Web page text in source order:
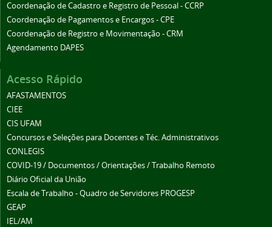
Coordenação de Cadastro e Registro de Pessoal - CCRP
Coordenação de Pagamentos e Encargos - CPE
Coordenação de Registro e Movimentação - CRM
Agendamento DAPES
Acesso Rápido
AFASTAMENTOS
CIEE
CIS UFAM
Concursos e Seleções para Docentes e Téc. Administrativos
CONLEGIS
COVID-19 / Documentos / Orientações / Trabalho Remoto
Diário Oficial da União
Escala de Trabalho - Quadro de Servidores PROGESP
GEAP
IEL/AM